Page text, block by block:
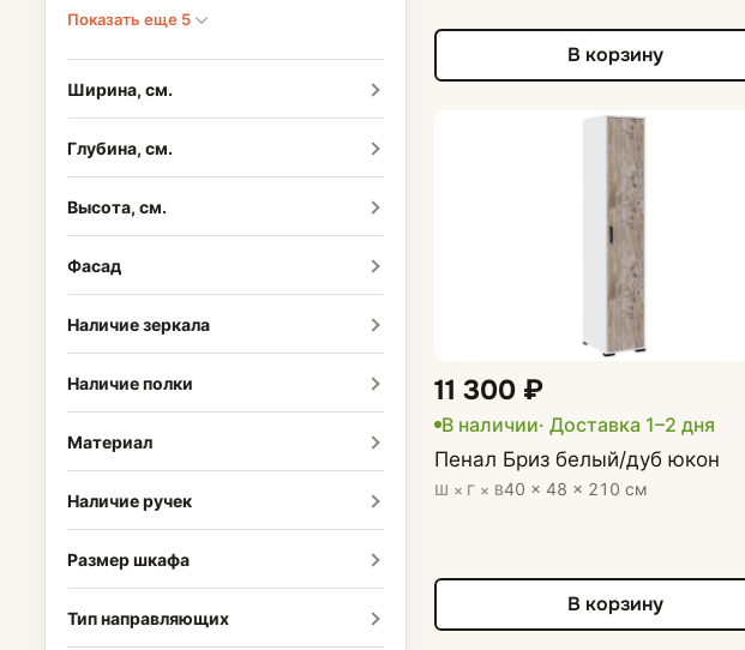
Показать еще 5
Ширина, см.
Глубина, см.
Высота, см.
Фасад
Наличие зеркала
Наличие полки
Материал
Наличие ручек
Размер шкафа
Тип направляющих
В корзину
11 300 ₽
В наличии· Доставка 1–2 дня
Пенал Бриз белый/дуб юкон
Ш × Г × В40 × 48 × 210 см
В корзину